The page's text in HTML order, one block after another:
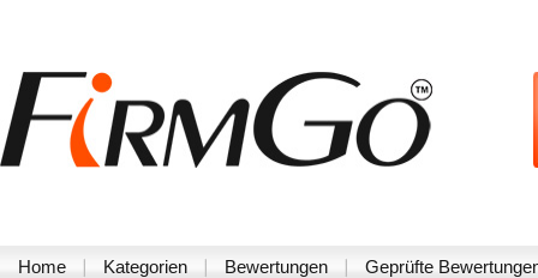
Home Kategorien Bewertungen Geprüfte